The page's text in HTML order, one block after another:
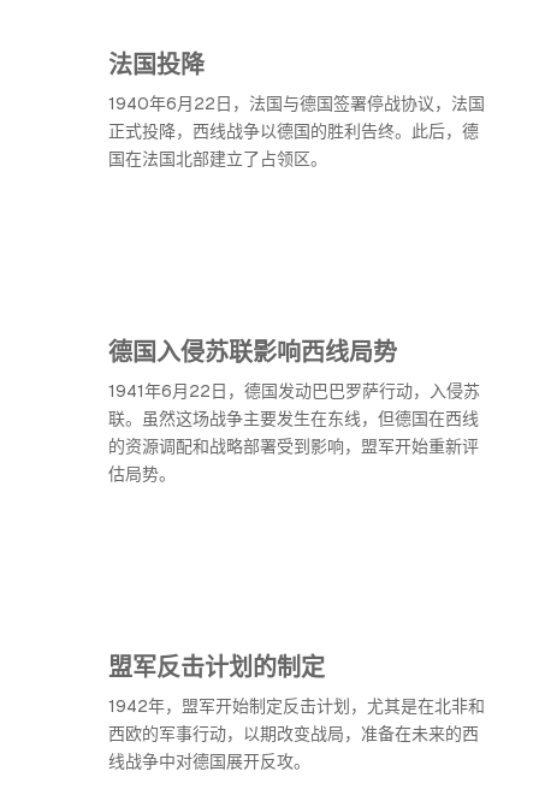
法国投降
1940年6月22日，法国与德国签署停战协议，法国
正式投降，西线战争以德国的胜利告终。此后，德
国在法国北部建立了占领区。
德国入侵苏联影响西线局势
1941年6月22日，德国发动巴巴罗萨行动，入侵苏
联。虽然这场战争主要发生在东线，但德国在西线
的资源调配和战略部署受到影响，盟军开始重新评
估局势。
盟军反击计划的制定
1942年，盟军开始制定反击计划，尤其是在北非和
西欧的军事行动，以期改变战局，准备在未来的西
线战争中对德国展开反攻。